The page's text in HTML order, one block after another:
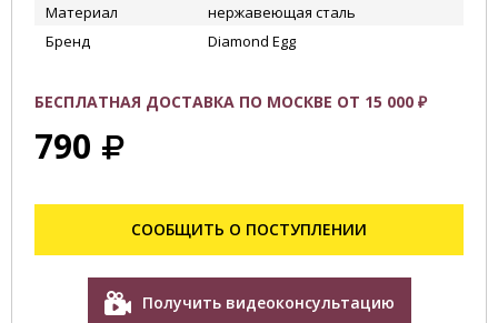
Материал
нержавеющая сталь
Бренд
Diamond Egg
БЕСПЛАТНАЯ ДОСТАВКА ПО МОСКВЕ ОТ 15 000 ₽
790
СООБЩИТЬ О ПОСТУПЛЕНИИ
Получить видеоконсультацию